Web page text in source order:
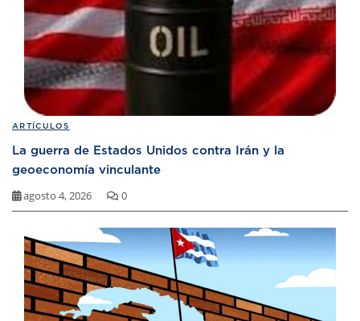
ARTÍCULOS
La guerra de Estados Unidos contra Irán y la
geoeconomía vinculante
agosto 4, 2026 0